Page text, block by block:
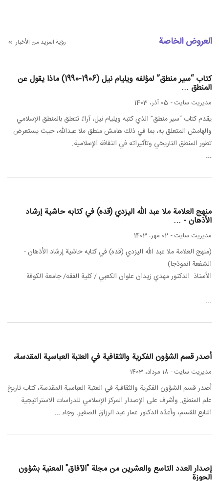
العروض الخاصة رؤية المزيد من الأخبار
كتاب “سير منطق” لمؤلفه ويليام نيل (1906-1990) ماذا يقول عن
المنطق ...
مدیریت سایت- 05 آذر، 1403
يقدم كتاب “سير منطق” الذي كتبه ويليام نيل، آراءً تتعلق بالمنطق الإسلامي
والهامش المتعلق به، بما في ذلك هامش منطق ملا عبدالله، حيث يستعرض
تطور المنطق التاريخي وتأثيراته في الثقافة الإسلامية.
...
منهج العلامة ملا عبد الله اليزدي (قده) في كتابه حاشية إرشاد
الأذهان - ...
مدیریت سایت- 02 مهر، 1403
(منهج العلامة ملا عبد الله اليزدي (قده) في كتابه حاشية إرشاد الأذهان -
الشفعة انموذجا)
الأستاذ الدكتور مهدي زيدان علوان الكعبي / كلية الفقه/ جامعة الكوفة
...
أصدر قسم الشؤون الفكرية والثقافية في العتبة العباسية المقدسة،
مدیریت سایت- 18 مرداد، 1403
أصدر قسم الشؤون الفكرية والثقافية في العتبة العباسية المقدسة، كتاب تاريخ
علم المنطق. وأشرف على الإصدار المركز الإسلامي للدراسات الاستراتيجية
التابع للقسم، وأعدّه الدكتور عمار عبد الرزاق الصغير. وجاء ...
إصدار العدد التاسع والعشرین من مجلة "الآفاق" المعنية بشؤون
الحوزة